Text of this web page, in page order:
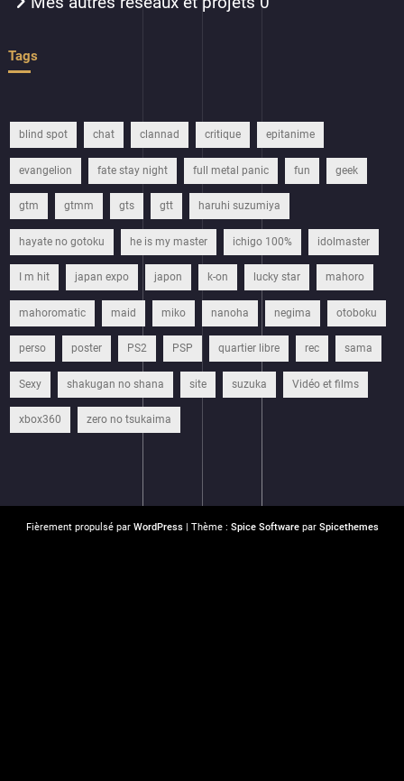
Tags
blind spot chat clannad critique epitanime
evangelion fate stay night full metal panic fun geek
gtm gtmm gts gtt haruhi suzumiya
hayate no gotoku he is my master ichigo 100% idolmaster
I m hit japan expo japon k-on lucky star mahoro
mahoromatic maid miko nanoha negima otoboku
perso poster PS2 PSP quartier libre rec sama
Sexy shakugan no shana site suzuka Vidéo et films
xbox360 zero no tsukaima
Fièrement propulsé par WordPress| Thème : Spice Softwarepar Spicethemes